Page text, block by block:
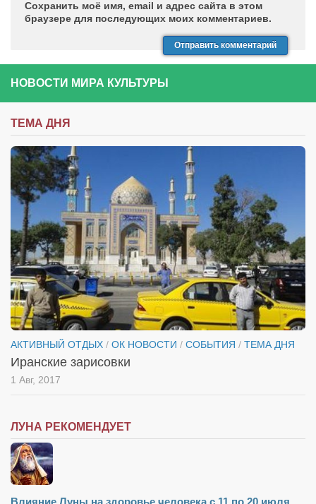
Сохранить моё имя, email и адрес сайта в этом
браузере для последующих моих комментариев.
НОВОСТИ МИРА КУЛЬТУРЫ
ТЕМА ДНЯ
АКТИВНЫЙ ОТДЫХ / ОК НОВОСТИ / СОБЫТИЯ / ТЕМА ДНЯ
Иранские зарисовки
1 Авг, 2017
ЛУНА РЕКОМЕНДУЕТ
Влияние Луны на здоровье человека с 11 по 20 июля